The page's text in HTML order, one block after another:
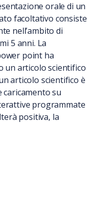
orale di un
facoltativo consiste
nell’ambito di
5 anni. La
point ha
un articolo scientifico
articolo scientifico è
caricamento su
programmate
positiva, la